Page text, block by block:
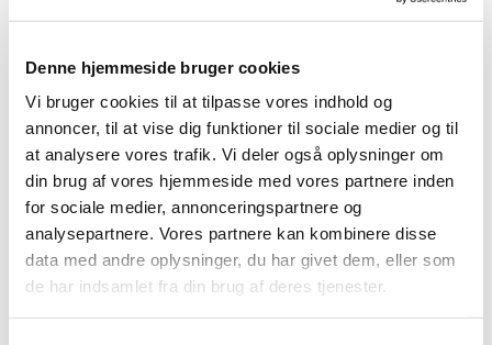
Denne hjemmeside bruger cookies
Vi bruger cookies til at tilpasse vores indhold og
annoncer, til at vise dig funktioner til sociale medier og til
at analysere vores trafik. Vi deler også oplysninger om
din brug af vores hjemmeside med vores partnere inden
for sociale medier, annonceringspartnere og
analysepartnere. Vores partnere kan kombinere disse
data med andre oplysninger, du har givet dem, eller som
de har indsamlet fra din brug af deres tjenester.
på morgenkaffe